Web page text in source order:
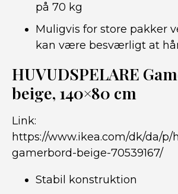
på 70 kg
Muligvis for store pakker
kan være besværligt at
HUVUDSPELARE
beige, 140×80 cm
Link:
https://www.ikea.com/dk/da/p/
gamerbord-beige-70539167/
Stabil konstruktion